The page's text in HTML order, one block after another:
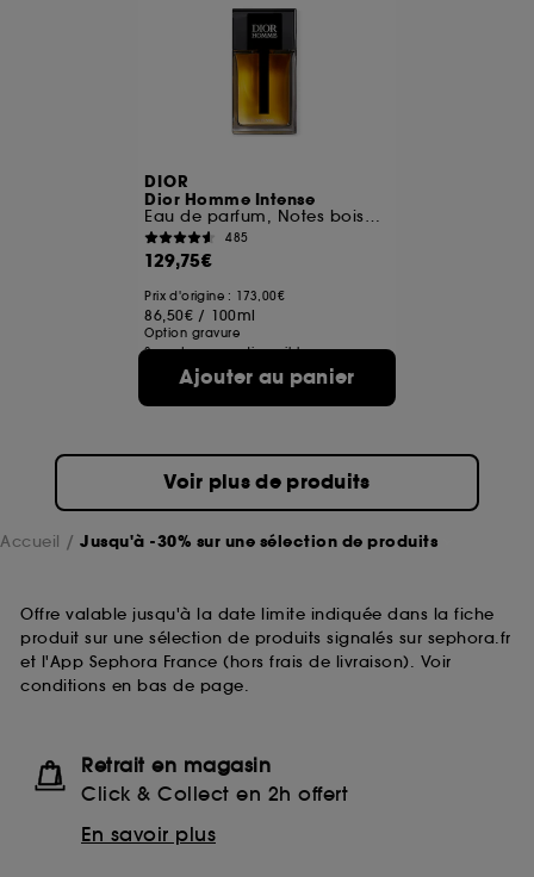
DIOR
Dior Homme Intense
Eau de parfum, Notes boisées, ambrée, iris & vanille
485
129,75€
Prix d'origine : 173,00€
86,50€ / 100ml
Option gravure
3 contenances disponibles
Ajouter au panier
Voir plus de produits
Accueil Jusqu'à -30% sur une sélection de produits
Offre valable jusqu'à la date limite indiquée dans la fiche
produit sur une sélection de produits signalés sur sephora.fr
et l'App Sephora France (hors frais de livraison). Voir
conditions en bas de page.
Retrait en magasin
Click & Collect en 2h offert
En savoir plus